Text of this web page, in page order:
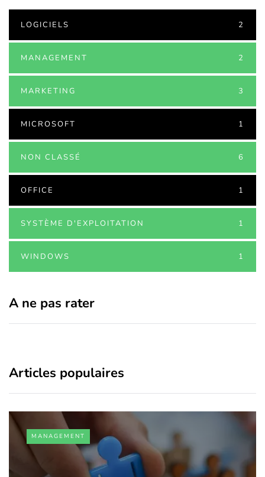
LOGICIELS 2
MANAGEMENT 2
MARKETING 3
MICROSOFT 1
NON CLASSÉ 6
OFFICE 1
SYSTÈME D'EXPLOITATION 1
WINDOWS 1
A ne pas rater
Articles populaires
MANAGEMENT